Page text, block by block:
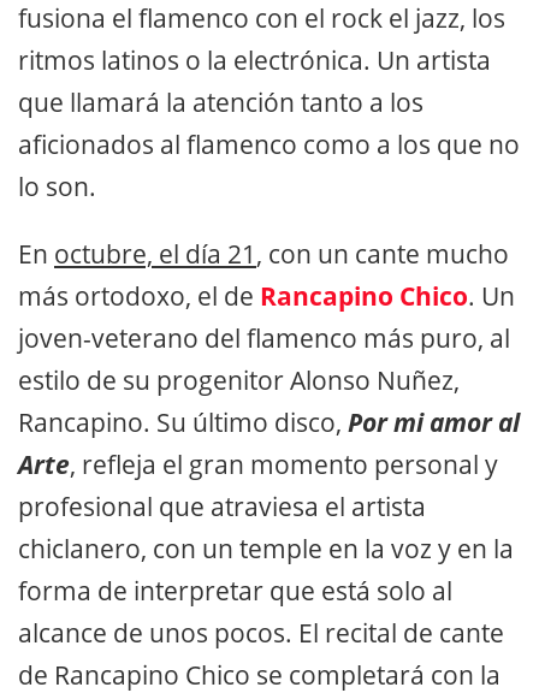
fusiona el flamenco con el rock el jazz, los
ritmos latinos o la electrónica. Un artista
que llamará la atención tanto a los
aficionados al flamenco como a los que no
lo son.
En octubre, el día 21, con un cante mucho
más ortodoxo, el de Rancapino Chico. Un
joven-veterano del flamenco más puro, al
estilo de su progenitor Alonso Nuñez,
Rancapino. Su último disco, Por mi amor al
Arte, refleja el gran momento personal y
profesional que atraviesa el artista
chiclanero, con un temple en la voz y en la
forma de interpretar que está solo al
alcance de unos pocos. El recital de cante
de Rancapino Chico se completará con la